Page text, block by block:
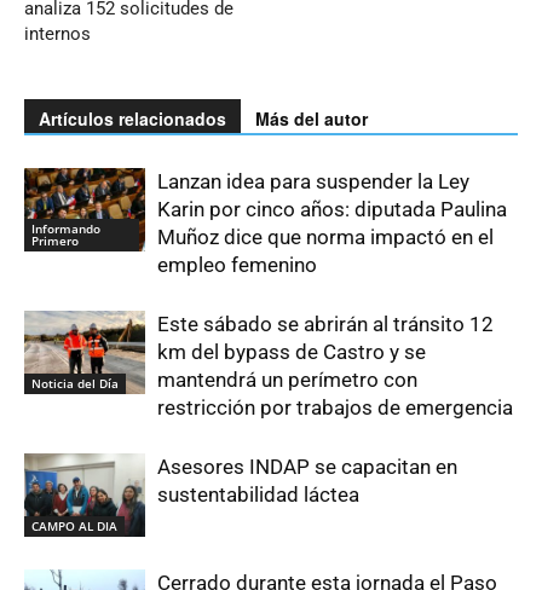
analiza 152 solicitudes de
internos
Artículos relacionados Más del autor
Informando
Primero
Lanzan idea para suspender la Ley
Karin por cinco años: diputada Paulina
Muñoz dice que norma impactó en el
empleo femenino
Noticia del Día
Este sábado se abrirán al tránsito 12
km del bypass de Castro y se
mantendrá un perímetro con
restricción por trabajos de emergencia
CAMPO AL DIA
Asesores INDAP se capacitan en
sustentabilidad láctea
Cerrado durante esta jornada el Paso